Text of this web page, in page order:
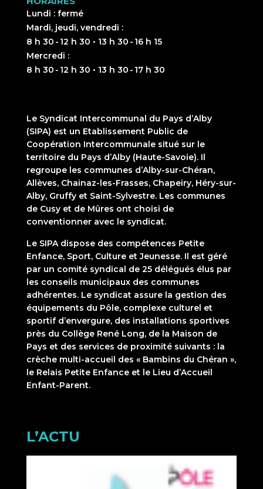
Lundi : fermé
Mardi, jeudi, vendredi :
8 h 30 - 12 h 30 • 13 h 30 - 16 h 15
Mercredi :
8 h 30 - 12 h 30 • 13 h 30 - 17 h 30
Le Syndicat Intercommunal du Pays d’Alby
(SIPA) est un Etablissement Public de
Coopération Intercommunale situé sur le
territoire du Pays d’Alby (Haute-Savoie). Il
regroupe les communes d’Alby-sur-Chéran,
Allèves, Chainaz-les-Frasses, Chapeiry, Héry-sur-
Alby, Gruffy et Saint-Sylvestre. Les communes
de Cusy et de Mûres ont choisi de
conventionner avec le syndicat.
Le SIPA dispose des compétences Petite
Enfance, Sport, Culture et Jeunesse. Il est géré
par un comité syndical de 25 délégués élus par
les conseils municipaux des communes
adhérentes. Le syndicat assure la gestion des
équipements du Pôle, complexe culturel et
sportif d’envergure, des installations sportives
près du Collège René Long, de la Maison de
Pays et des services de proximité suivants : la
crèche multi-accueil des « Bambins du Chéran »,
le Relais Petite Enfance et le Lieu d’Accueil
Enfant-Parent.
L’ACTU